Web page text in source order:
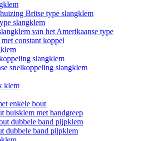
Britse type slangklem
slangklem
van het Amerikaanse type
constant koppel
slangklem
snelkoppeling slangklem
klem
enkele bout
buisklem met handgreep
dubbele band pijpklem
dubbele band pijpklem